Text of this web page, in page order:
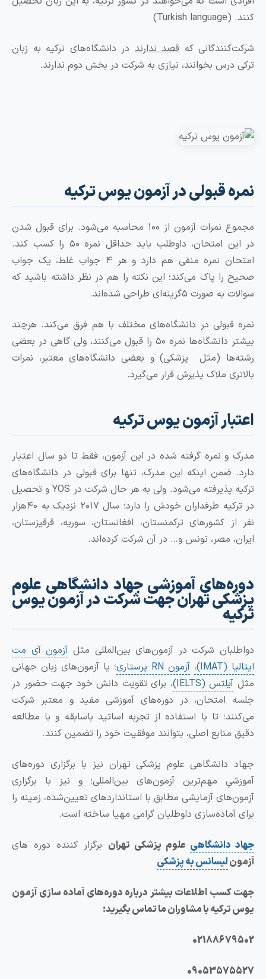
کهقصد ندارنددر دانشگاه‌های ترکیه به زبان
بخوانند، نیازی به شرکت در بخش دوم ندارند.
قبولی در آزمون یوس ترکیه
مجموع نمرات آزمون از ۱۰۰ محاسبه می‌شود. برای قبول شدن
در این امتحان، داوطلب باید حداقل نمره ۵۰ را کسب کند.
امتحان نمره منفی هم دارد و هر ۴ جواب غلط، یک جواب
پاک می‌کند؛ این نکته را هم در نظر داشته باشید که
۵گزینه‌ای طراحی شده‌اند.
در دانشگاه‌های مختلف با هم فرق می‌کند. هرچند
بیشتر دانشگاه‌ها نمره ۵۰ را قبول می‌کنند، ولی گاهی در بعضی
(مثل پزشکی) و بعضی دانشگاه‌های معتبر، نمرات
ملاک پذیرش قرار می‌گیرد.
آزمون یوس ترکیه
نمره گرفته شده در این آزمون، فقط تا دو سال اعتبار
ضمن اینکه این مدرک، تنها برای قبولی در دانشگاه‌های
ترکیه پذیرفته می‌شود. ولی به هر حال شرکت در YOS و تحصیل
در ترکیه طرفداران خودش را دارد؛ سال ۲۰۱۷ نزدیک به ۴۰هزار
کشورهای ترکمنستان، افغانستان، سوریه، قرقیزستان،
مصر، تونس و… در آن شرکت کرده‌اند.
آموزشی جهاد دانشگاهی علوم
تهران جهت شرکت در آزمون یوس
شرکت در آزمون‌های بین‌المللی مثلآزمون آی مت
آزمون RN پرستاری
؛ یا آزمون‌های زبان جهانی
آیلتس (IELTS)
، برای تقویت دانش خود جهت حضور در
امتحان، در دوره‌های آموزشی مفید و معتبر شرکت
تا با استفاده از تجربه اساتید باسابقه و با مطالعه
اصلی، بتوانند موفقیت خود را تضمین کنند.
علوم پزشکی تهران نیز با برگزاری دوره‌های
مهم‌ترین آزمون‌های بین‌المللی؛ و نیز با برگزاری
آزمایشی مطابق با استانداردهای تعیین‌شده، زمینه را
داوطلبان گرامی مهیا ساخته است.
دانشگاهیعلوم پزشکی تهرانبرگزار کننده دوره های
لیسانس به پزشکی
اطلاعات بیشتر درباره دوره‌های آماده سازی آزمون
با مشاوران ما تماس بگیرید: